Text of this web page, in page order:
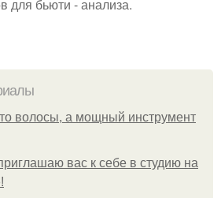
для бьюти - анализа.
волосы, а мощный инструмент
вас к себе в студию на